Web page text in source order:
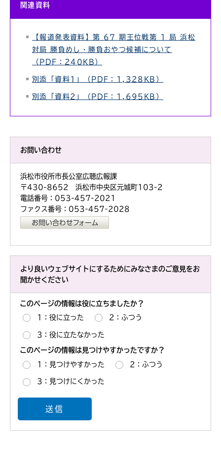
関連資料
【報道発表資料】第 67 期王位戦第 1 局 浜松
対局 勝負めし・勝負おやつ候補について
（PDF：240KB）
別添「資料1」（PDF：1,328KB）
別添「資料2」（PDF：1,695KB）
お問い合わせ
浜松市役所市長公室広聴広報課
〒430-8652 浜松市中央区元城町103-2
電話番号：053-457-2021
ファクス番号：053-457-2028
より良いウェブサイトにするためにみなさまのご意見をお
聞かせください
このページの情報は役に立ちましたか？
1：役に立った 2：ふつう
3：役に立たなかった
このページの情報は見つけやすかったですか？
1：見つけやすかった 2：ふつう
3：見つけにくかった